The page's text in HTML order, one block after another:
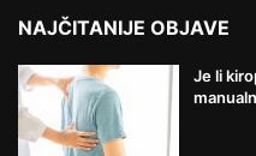
NAJČITANIJE OBJAVE
Je li